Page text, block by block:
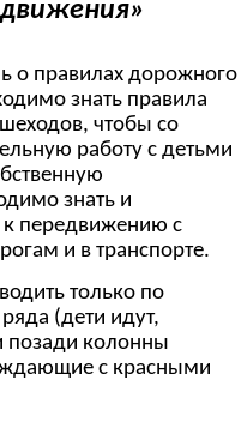
о правилах дорожного
знать правила
чтобы со
работу с детьми
знать и
передвижению с
и в транспорте.
только по
(дети идут,
позади колонны
с красными